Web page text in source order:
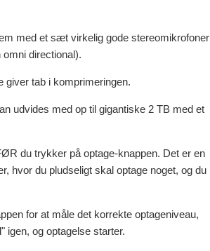
med et sæt virkelig gode stereomikrofoner
directional).
giver tab i komprimeringen.
udvides med op til gigantiske 2 TB med et
du trykker på optage-knappen. Det er en
hvor du pludseligt skal optage noget, og du
for at måle det korrekte optageniveau,
igen, og optagelse starter.